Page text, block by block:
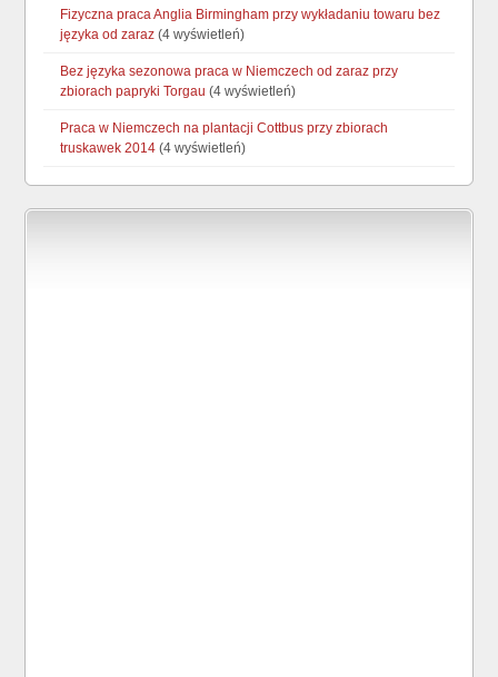
Fizyczna praca Anglia Birmingham przy wykładaniu towaru bez
języka od zaraz (4 wyświetleń)
Bez języka sezonowa praca w Niemczech od zaraz przy
zbiorach papryki Torgau (4 wyświetleń)
Praca w Niemczech na plantacji Cottbus przy zbiorach
truskawek 2014 (4 wyświetleń)